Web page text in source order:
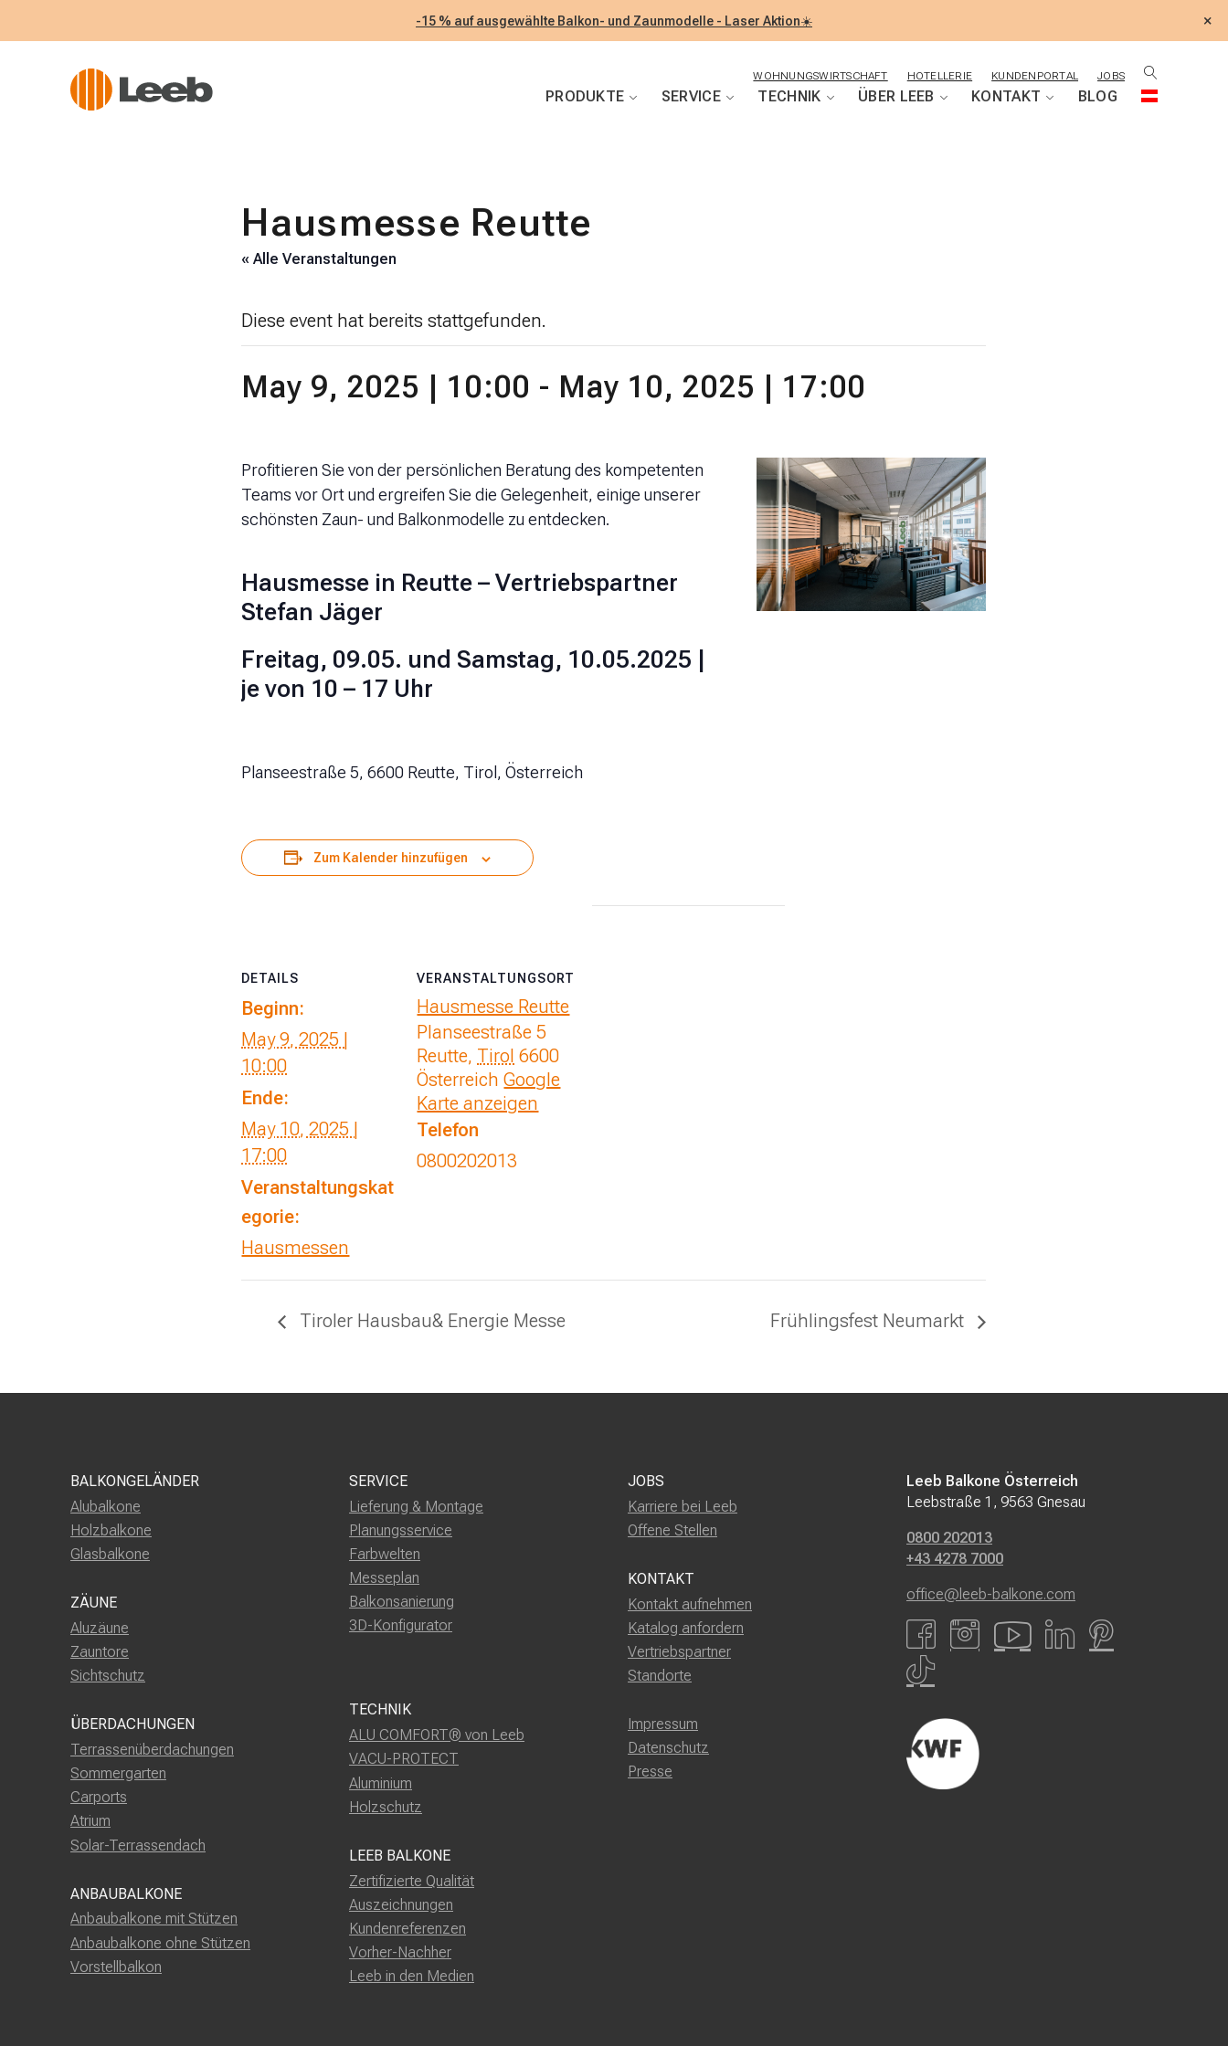
-15 % auf ausgewählte Balkon- und Zaunmodelle - Laser Aktion☀️ ×
WOHNUNGSWIRTSCHAFT HOTELLERIE KUNDENPORTAL JOBS
PRODUKTE SERVICE TECHNIK ÜBER LEEB KONTAKT BLOG
Hausmesse Reutte
« Alle Veranstaltungen
Diese event hat bereits stattgefunden.
May 9, 2025 | 10:00 - May 10, 2025 | 17:00
Profitieren Sie von der persönlichen Beratung des kompetenten
Teams vor Ort und ergreifen Sie die Gelegenheit, einige unserer
schönsten Zaun- und Balkonmodelle zu entdecken.
Hausmesse in Reutte – Vertriebspartner
Stefan Jäger
Freitag, 09.05. und Samstag, 10.05.2025 |
je von 10 – 17 Uhr
Planseestraße 5, 6600 Reutte, Tirol, Österreich
Zum Kalender hinzufügen
DETAILS
Beginn:
May 9, 2025 |
10:00
Ende:
May 10, 2025 |
17:00
Veranstaltungskat
egorie:
Hausmessen
VERANSTALTUNGSORT
Hausmesse Reutte
Planseestraße 5
Reutte, Tirol 6600
Österreich Google
Karte anzeigen
Telefon
0800202013
Tiroler Hausbau& Energie Messe Frühlingsfest Neumarkt
BALKONGELÄNDER
Alubalkone
Holzbalkone
Glasbalkone
ZÄUNE
Aluzäune
Zauntore
Sichtschutz
ÜBERDACHUNGEN
Terrassenüberdachungen
Sommergarten
Carports
Atrium
Solar-Terrassendach
ANBAUBALKONE
Anbaubalkone mit Stützen
Anbaubalkone ohne Stützen
Vorstellbalkon
SERVICE
Lieferung & Montage
Planungsservice
Farbwelten
Messeplan
Balkonsanierung
3D-Konfigurator
TECHNIK
ALU COMFORT® von Leeb
VACU-PROTECT
Aluminium
Holzschutz
LEEB BALKONE
Zertifizierte Qualität
Auszeichnungen
Kundenreferenzen
Vorher-Nachher
Leeb in den Medien
JOBS
Karriere bei Leeb
Offene Stellen
KONTAKT
Kontakt aufnehmen
Katalog anfordern
Vertriebspartner
Standorte
Impressum
Datenschutz
Presse
Leeb Balkone Österreich
Leebstraße 1, 9563 Gnesau
0800 202013
+43 4278 7000
office@leeb-balkone.com